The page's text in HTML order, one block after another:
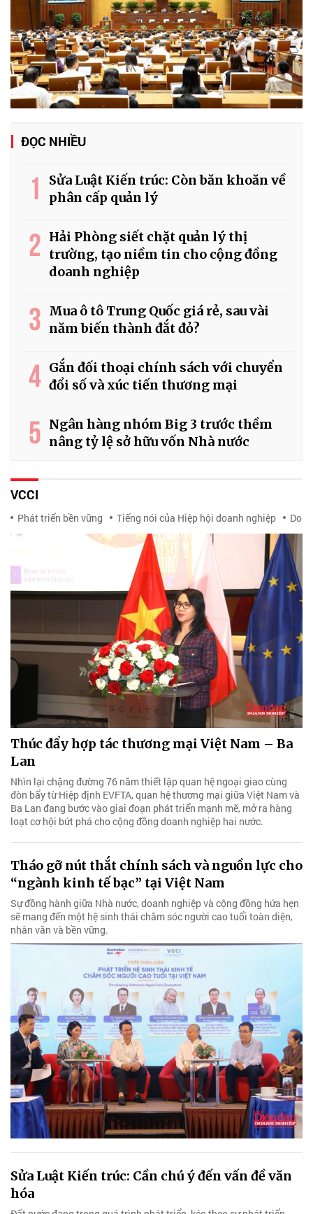
ĐỌC NHIỀU
1
Sửa Luật Kiến trúc: Còn băn khoăn về
phân cấp quản lý
2 Hải Phòng siết chặt quản lý thị
trường, tạo niềm tin cho cộng đồng
doanh nghiệp
3 Mua ô tô Trung Quốc giá rẻ, sau vài
năm biến thành đắt đỏ?
4 Gắn đối thoại chính sách với chuyển
đổi số và xúc tiến thương mại
5 Ngân hàng nhóm Big 3 trước thềm
nâng tỷ lệ sở hữu vốn Nhà nước
VCCI
Phát triển bền vững Tiếng nói của Hiệp hội doanh nghiệp
Thúc đẩy hợp tác thương mại Việt Nam – Ba
Lan
Nhìn lại chặng đường 76 năm thiết lập quan hệ ngoại giao cùng
đòn bẩy từ Hiệp định EVFTA, quan hệ thương mại giữa Việt Nam và
Ba Lan đang bước vào giai đoạn phát triển mạnh mẽ, mở ra hàng
loạt cơ hội bứt phá cho cộng đồng doanh nghiệp hai nước.
Tháo gỡ nút thắt chính sách và nguồn lực cho
“ngành kinh tế bạc” tại Việt Nam
Sự đồng hành giữa Nhà nước, doanh nghiệp và cộng đồng hứa hẹn
sẽ mang đến một hệ sinh thái chăm sóc người cao tuổi toàn diện,
nhân văn và bền vững.
Sửa Luật Kiến trúc: Cần chú ý đến vấn đề văn
hóa